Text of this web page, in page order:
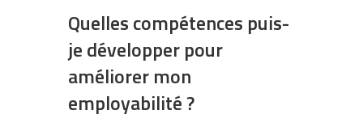
Quelles compétences puis-
je développer pour
améliorer mon
employabilité ?